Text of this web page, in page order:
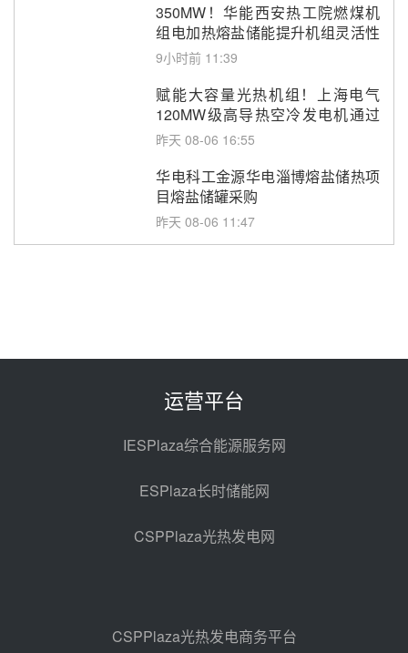
350MW！华能西安热工院燃煤机
组电加热熔盐储能提升机组灵活性
改造项目初步设计第三方评审服务
9小时前 11:39
赋能大容量光热机组！上海电气
120MW级高导热空冷发电机通过
型式试验
昨天 08-06 16:55
华电科工金源华电淄博熔盐储热项
目熔盐储罐采购
昨天 08-06 11:47
光热示范电站二列蒸汽发生器设备
热发电工程EPC总承包项目熔盐截
昊森机电中标新疆华电天山北麓基
地100MW光热发电工程EPC总承
包项目熔盐介质超声波流量计采购
前天 08-05 17:09
前天 08-05 14:48
运营平台
IESPlaza综合能源服务网
ESPlaza长时储能网
CSPPlaza光热发电网
CSPPlaza光热发电商务平台